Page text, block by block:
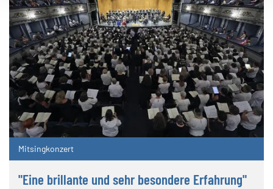
Mitsingkonzert
"Eine brillante und sehr besondere Erfahrung"